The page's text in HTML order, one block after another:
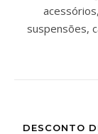
suspensões,
DESCONTO